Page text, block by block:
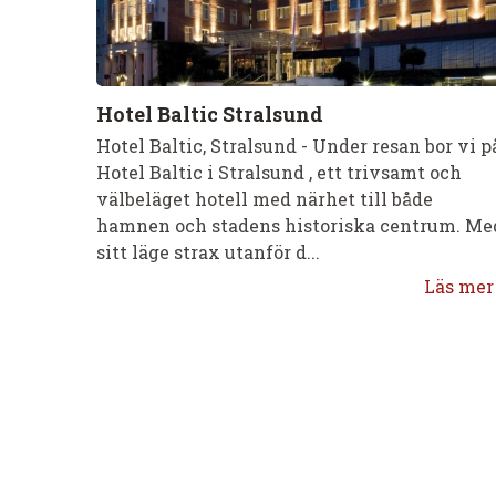
Hotel Baltic Stralsund
Hotel Baltic, Stralsund - Under resan bor vi
Hotel Baltic i Stralsund , ett trivsamt och
välbeläget hotell med närhet till både
hamnen och stadens historiska centrum.
sitt läge strax utanför d...
Läs mer